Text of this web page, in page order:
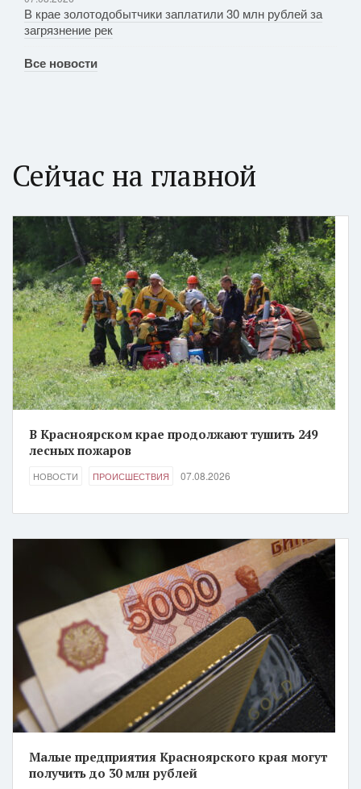
В крае золотодобытчики заплатили 30 млн рублей за
загрязнение рек
Все новости
Сейчас на главной
В Красноярском крае продолжают тушить 249
лесных пожаров
НОВОСТИ ПРОИСШЕСТВИЯ 07.08.2026
Малые предприятия Красноярского края могут
получить до 30 млн рублей